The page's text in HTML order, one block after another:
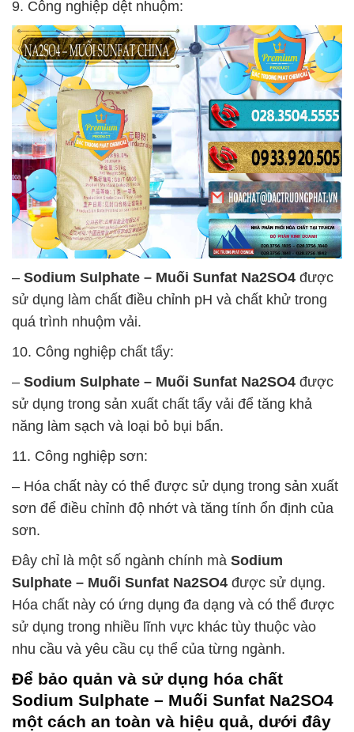
9. Công nghiệp dệt nhuộm:
– Sodium Sulphate – Muối Sunfat Na2SO4 được
sử dụng làm chất điều chỉnh pH và chất khử trong
quá trình nhuộm vải.
10. Công nghiệp chất tẩy:
– Sodium Sulphate – Muối Sunfat Na2SO4 được
sử dụng trong sản xuất chất tẩy vải để tăng khả
năng làm sạch và loại bỏ bụi bẩn.
11. Công nghiệp sơn:
– Hóa chất này có thể được sử dụng trong sản xuất
sơn để điều chỉnh độ nhớt và tăng tính ổn định của
sơn.
Đây chỉ là một số ngành chính mà Sodium
Sulphate – Muối Sunfat Na2SO4 được sử dụng.
Hóa chất này có ứng dụng đa dạng và có thể được
sử dụng trong nhiều lĩnh vực khác tùy thuộc vào
nhu cầu và yêu cầu cụ thể của từng ngành.
Để bảo quản và sử dụng hóa chất
Sodium Sulphate – Muối Sunfat Na2SO4
một cách an toàn và hiệu quả, dưới đây